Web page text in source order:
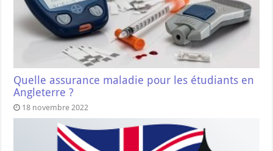
Quelle assurance maladie pour les étudiants en
Angleterre ?
18 novembre 2022